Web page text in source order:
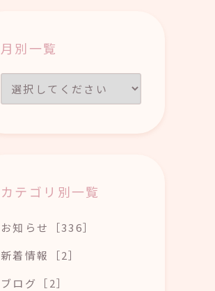
月別一覧
カテゴリ別一覧
お知らせ［336］
新着情報［2］
ブログ［2］